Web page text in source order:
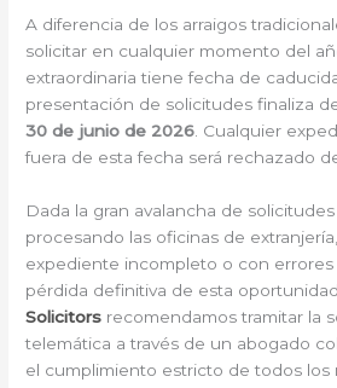
A diferencia de los arraigos
solicitar en cualquier momento del
extraordinaria tiene fecha de
presentación de solicitudes finaliza
30 de junio de 2026. Cualquier
fuera de esta fecha será rechazado
Dada la gran avalancha de
procesando las oficinas de
expediente incompleto o con
pérdida definitiva de esta
Solicitors recomendamos tramitar la
telemática a través de un abogado
el cumplimiento estricto de todos los